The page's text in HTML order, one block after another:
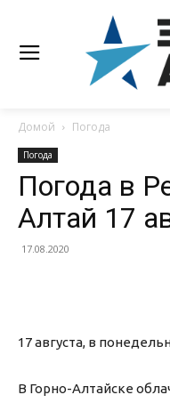
Домой Погода
Погода
Погода в
Алтай 17
17.08.2020
17 августа, в
В Горно-Алтайске